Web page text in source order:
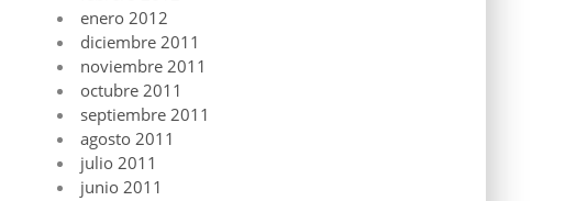
enero 2012
diciembre 2011
noviembre 2011
octubre 2011
septiembre 2011
agosto 2011
julio 2011
junio 2011